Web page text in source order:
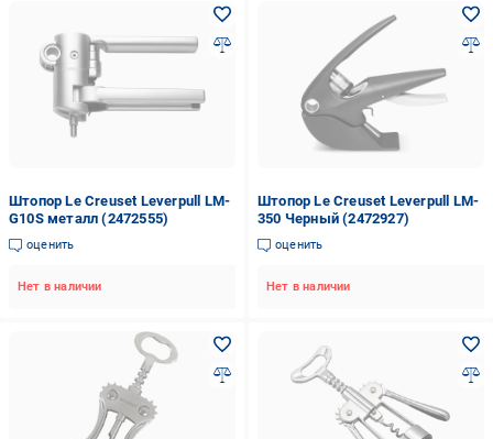
Штопор Le Creuset Leverpull LM-
G10S металл (2472555)
оценить
Нет в наличии
Штопор Le Creuset Leverpull LM-
350 Черный (2472927)
оценить
Нет в наличии